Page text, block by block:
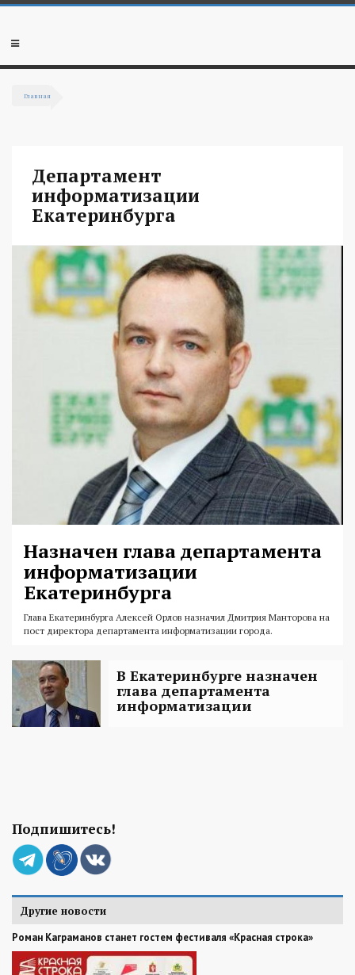
Перейти к основному содержанию
Мобильное
Главная
Департамент
информатизации
Екатеринбурга
Назначен глава департамента
информатизации
Екатеринбурга
Глава Екатеринбурга Алексей Орлов назначил Дмитрия Манторова на
пост директора департамента информатизации города.
В Екатеринбурге назначен
глава департамента
информатизации
Подпишитесь!
Другие новости
Роман Каграманов станет гостем фестиваля «Красная строка»